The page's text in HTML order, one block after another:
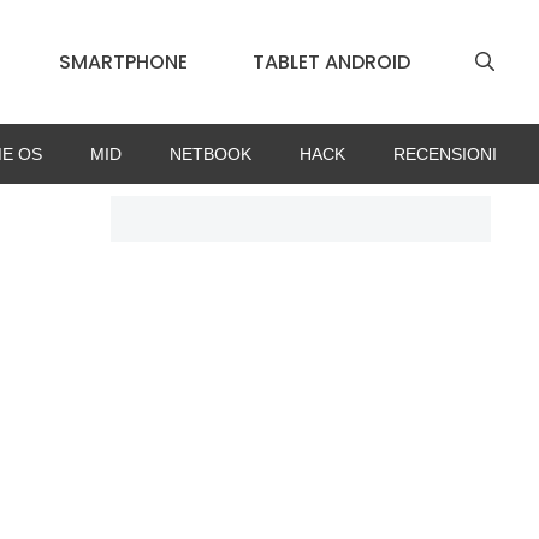
SMARTPHONE TABLET ANDROID
OS MID NETBOOK HACK RECENSIONI